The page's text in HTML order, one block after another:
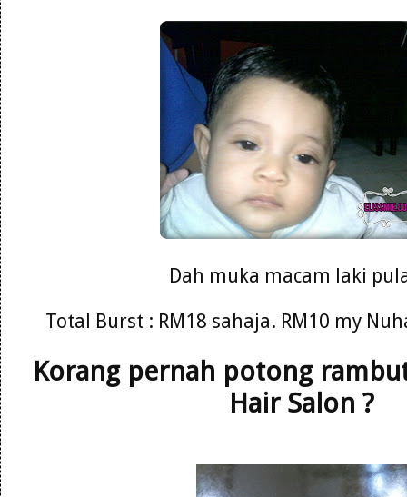
Dah muka macam laki
Total Burst : RM18 sahaja. RM10 my
Korang pernah potong
Hair Salon ?